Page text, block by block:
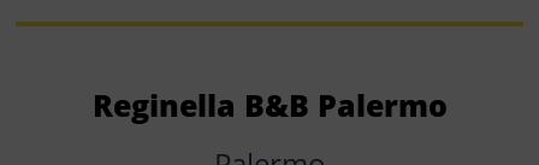
Reginella B&B Palermo